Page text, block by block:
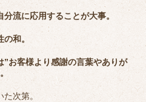
流に応用することが大事。
和。
お客様より感謝の言葉やありが
次第。